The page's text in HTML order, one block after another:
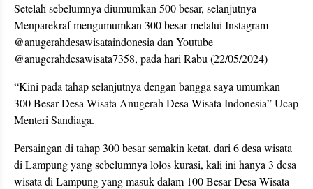
Setelah sebelumnya diumumkan 500 besar, selanjutnya
Menparekraf mengumumkan 300 besar melalui Instagram
@anugerahdesawisataindonesia dan Youtube
@anugerahdesawisata7358, pada hari Rabu (22/05/2024)
“Kini pada tahap selanjutnya dengan bangga saya umumkan
300 Besar Desa Wisata Anugerah Desa Wisata Indonesia” Ucap
Menteri Sandiaga.
Persaingan di tahap 300 besar semakin ketat, dari 6 desa wisata
di Lampung yang sebelumnya lolos kurasi, kali ini hanya 3 desa
wisata di Lampung yang masuk dalam 100 Besar Desa Wisata